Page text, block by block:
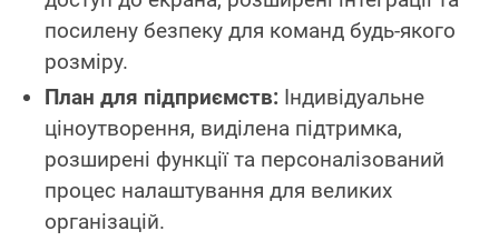
посилену безпеку для команд будь-якого
розміру.
План для підприємств: Індивідуальне
ціноутворення, виділена підтримка,
розширені функції та персоналізований
процес налаштування для великих
організацій.